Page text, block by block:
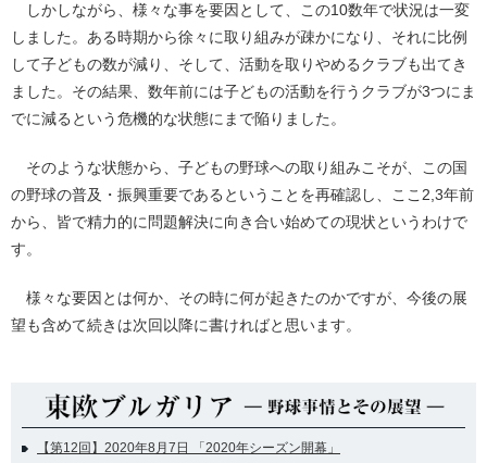
しかしながら、様々な事を要因として、この10数年で状況は一変
しました。ある時期から徐々に取り組みが疎かになり、それに比例
して子どもの数が減り、そして、活動を取りやめるクラブも出てき
ました。その結果、数年前には子どもの活動を行うクラブが3つにま
でに減るという危機的な状態にまで陥りました。
そのような状態から、子どもの野球への取り組みこそが、この国
の野球の普及・振興重要であるということを再確認し、ここ2,3年前
から、皆で精力的に問題解決に向き合い始めての現状というわけで
す。
様々な要因とは何か、その時に何が起きたのかですが、今後の展
望も含めて続きは次回以降に書ければと思います。
【第12回】2020年8月7日 「2020年シーズン開幕」